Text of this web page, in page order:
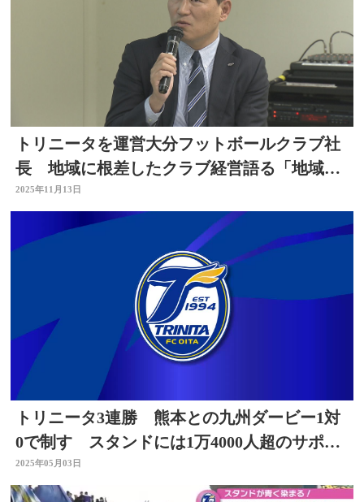
トリニータを運営大分フットボールクラブ社
長 地域に根差したクラブ経営語る「地域の
価値を知ってほしい」
2025年11月13日
トリニータ3連勝 熊本との九州ダービー1対
0で制す スタンドには1万4000人超のサポー
ター 大分
2025年05月03日